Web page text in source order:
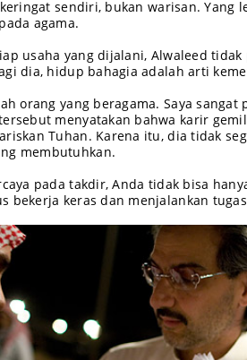
sendiri, bukan warisan. Yang
agama.
usaha yang dijalani, Alwaleed
dia, hidup bahagia adalah arti
orang yang beragama. Saya
menyatakan bahwa karir
Tuhan. Karena itu, dia tidak
membutuhkan.
pada takdir, Anda tidak bisa
bekerja keras dan menjalankan